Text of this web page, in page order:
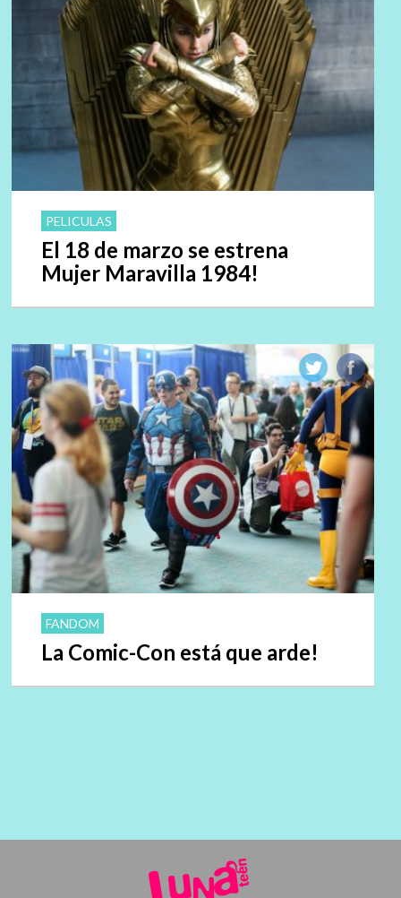
PELICULAS
El 18 de marzo se estrena
Mujer Maravilla 1984!
FANDOM
La Comic-Con está que arde!